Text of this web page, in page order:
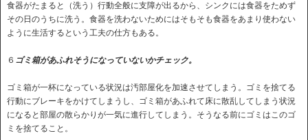
食器がたまると（洗う）行動全般に支障が出るから、シンクには食器をためず
その日のうちに洗う。食器を洗わないためにはそもそも食器をあまり使わない
ように生活するという工夫の仕方もある。
６ ゴミ箱があふれそうになっていないかチェック。
ゴミ箱が一杯になっている状況は汚部屋化を加速させてしまう。ゴミを捨てる
行動にブレーキをかけてしまうし、ゴミ箱があふれて床に散乱してしまう状況
になると部屋の散らかりが一気に進行してしまう。そうなる前にゴミはこのゴ
ミを捨てること。